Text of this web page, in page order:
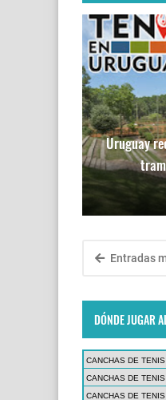
Uruguay
Entradas
DÓNDE JUGAR
CANCHAS DE
CANCHAS DE
CANCHAS DE